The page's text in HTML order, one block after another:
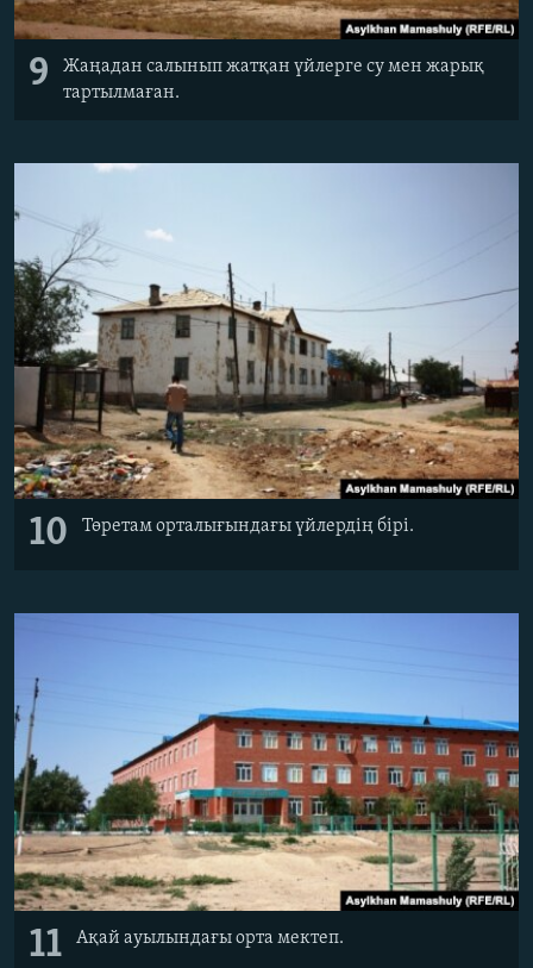
9
Жаңадан салынып жатқан үйлерге су мен жарық
тартылмаған.
10 Төретам орталығындағы үйлердің бірі.
11 Ақай ауылындағы орта мектеп.